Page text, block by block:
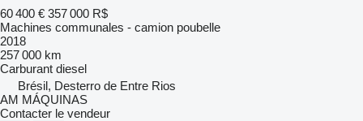
60 400 € 357 000 R$
Machines communales - camion poubelle
2018
257 000 km
Carburant diesel
Brésil, Desterro de Entre Rios
AM MÁQUINAS
Contacter le vendeur